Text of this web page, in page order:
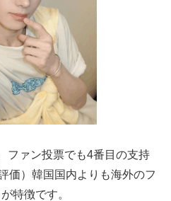
ファン投票でも4番目の支持
価​） 韓国国内よりも海外のフ
特徴です。